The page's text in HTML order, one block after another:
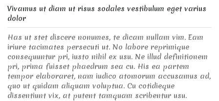
Vivamus ut diam ut risus sodales vestibulum eget varius
dolor
Has ut stet discere nonumes, te dicam nullam vim. Eam
iriure tacimates persecuti ut. No labore reprimique
consequuntur pri, iusto nihil ex usu. Ne illud definitionem
pri, prima fuisset phaedrum sea cu. His ea partem
tempor elaboraret, nam iudico atomorum accusamus ad,
quo ut quidam aliquam voluptua. Cu cotidieque
dissentiunt vix, at putent tamquam scribentur usu.